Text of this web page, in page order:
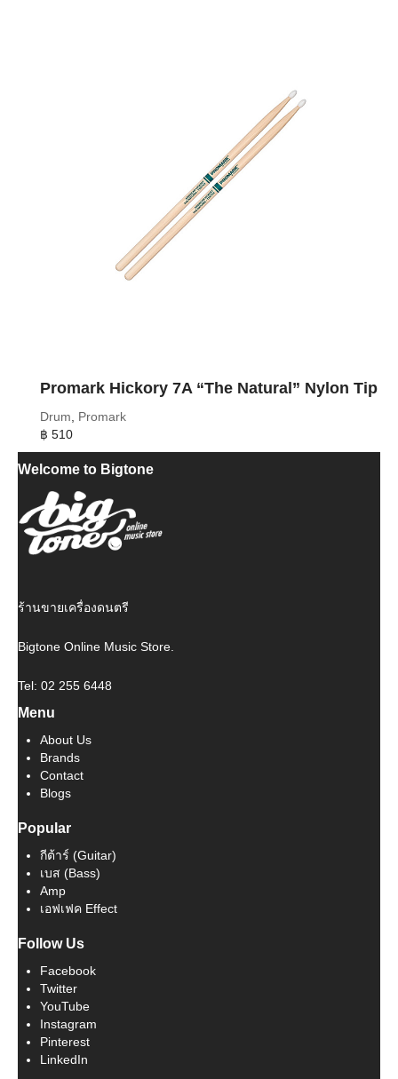
Promark Hickory 7A “The Natural” Nylon Tip
Drum, Promark
฿ 510
Welcome to Bigtone
ร้านขายเครื่องดนตรี
Bigtone Online Music Store.
Tel: 02 255 6448
Menu
About Us
Brands
Contact
Blogs
Popular
กีต้าร์ (Guitar)
เบส (Bass)
Amp
เอฟเฟค Effect
Follow Us
Facebook
Twitter
YouTube
Instagram
Pinterest
LinkedIn